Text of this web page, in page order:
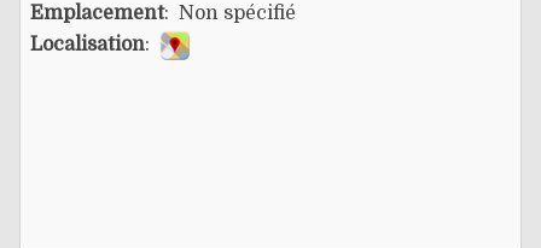
Emplacement: Non spécifié
Localisation: